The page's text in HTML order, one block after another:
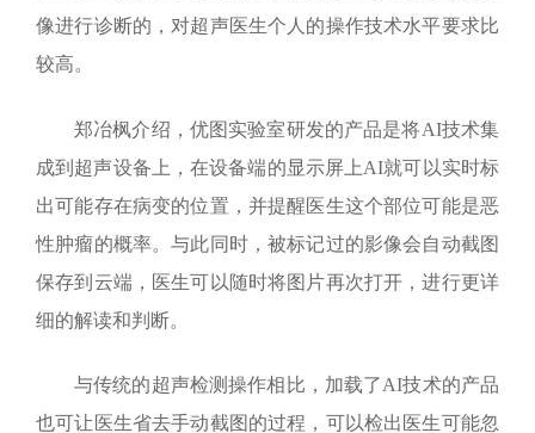
像进行诊断的，对超声医生个人的操作技术水平要求比
较高。
郑冶枫介绍，优图实验室研发的产品是将AI技术集
成到超声设备上，在设备端的显示屏上AI就可以实时标
出可能存在病变的位置，并提醒医生这个部位可能是恶
性肿瘤的概率。与此同时，被标记过的影像会自动截图
保存到云端，医生可以随时将图片再次打开，进行更详
细的解读和判断。
与传统的超声检测操作相比，加载了AI技术的产品
也可让医生省去手动截图的过程，可以检出医生可能忽